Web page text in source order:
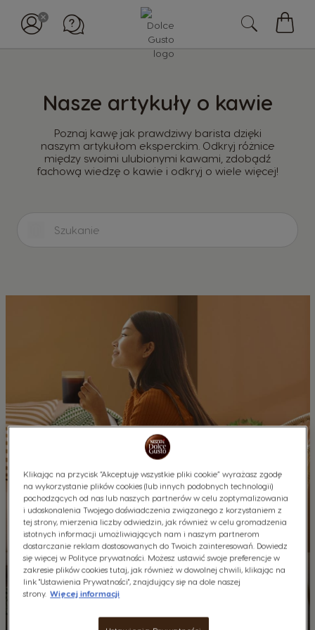
Nasze artykuły o kawie
Poznaj kawę jak prawdziwy barista dzięki
naszym artykułom eksperckim. Odkryj różnice
między swoimi ulubionymi kawami, zdobądź
fachową wiedzę o kawie i odkryj o wiele więcej!
Co to jest americano?
Zastanowiło Cię kiedyś, czym dokładnie jest americano?
Klikając na przycisk “Akceptuję wszystkie pliki cookie” wyrażasz zgodę
na wykorzystanie plików cookies (lub innych podobnych technologii)
pochodzących od nas lub naszych partnerów w celu zoptymalizowania
i udoskonalenia Twojego doświadczenia związanego z korzystaniem z
tej strony, mierzenia liczby odwiedzin, jak również w celu gromadzenia
istotnych informacji umożliwiających nam i naszym partnerom
dostarczanie reklam dostosowanych do Twoich zainteresowań. Dowiedz
się więcej w Polityce prywatności. Możesz ustawić swoje preferencje w
zakresie plików cookies tutaj, jak również w dowolnej chwili, klikając na
link "Ustawienia Prywatności", znajdujący się na dole naszej
strony. Więcej informacji